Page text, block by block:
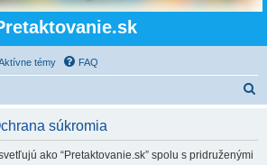
témy FAQ
súkromia
ako “Pretaktovanie.sk” spolu s pridruženými